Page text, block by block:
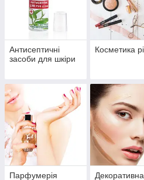
Антисептичні
засоби для шкіри
Косметика
Парфумерія
Декоративна